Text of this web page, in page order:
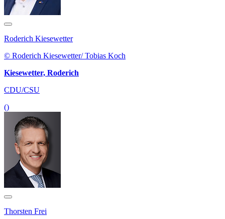
Roderich Kiesewetter
© Roderich Kiesewetter/ Tobias Koch
Kiesewetter, Roderich
CDU/CSU
()
Thorsten Frei